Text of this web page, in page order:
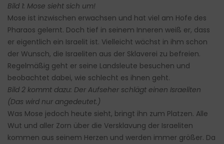
Bild 1: Mose sieht sich um!
Mose ist inzwischen erwachsen und hat viel am Hofe des
Pharaos gelernt. Doch tief in seinem Inneren weiß er, dass
er eigentlich ein Israelit ist. Vielleicht wächst in ihm schon
der Wunsch, die Israeliten aus der Sklaverei zu befreien.
Regelmäßig geht er seine Landsleute besuchen und
beobachtet dabei, wie schlecht es ihnen geht.
Bild 2 kommt dazu: Der Aufseher schlägt einen Israeliten
(Das wird nur angedeutet.)
Was Mose jedoch heute sieht, bringt ihn zum Platzen. Alle
Wut und aller Zorn über die Versklavung der Israeliten
kommen aus seinem Herzen und werden immer größer. Da